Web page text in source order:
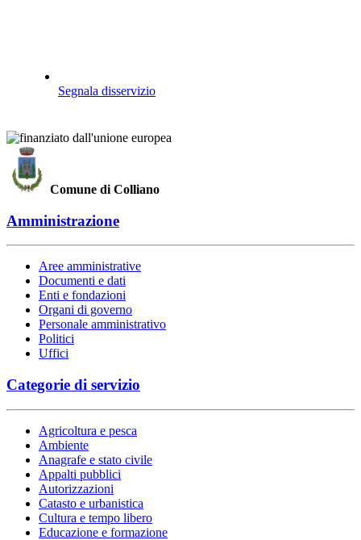
Segnala disservizio
Comune di Colliano
Amministrazione
Aree amministrative
Documenti e dati
Enti e fondazioni
Organi di governo
Personale amministrativo
Politici
Uffici
Categorie di servizio
Agricoltura e pesca
Ambiente
Anagrafe e stato civile
Appalti pubblici
Autorizzazioni
Catasto e urbanistica
Cultura e tempo libero
Educazione e formazione